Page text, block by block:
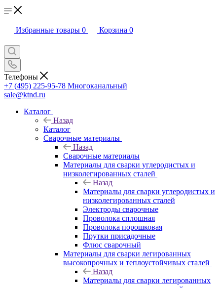
Избранные товары 0 Корзина 0
Телефоны
+7 (495) 225-95-78 Многоканальный
sale@ktnd.ru
Каталог
Назад
Каталог
Сварочные материалы
Назад
Сварочные материалы
Материалы для сварки углеродистых и
низколегированных сталей
Назад
Материалы для сварки углеродистых и
низколегированных сталей
Электроды сварочные
Проволока сплошная
Проволока порошковая
Прутки присадочные
Флюс сварочный
Материалы для сварки легированных
высокопрочных и теплоустойчивых сталей
Назад
Материалы для сварки легированных